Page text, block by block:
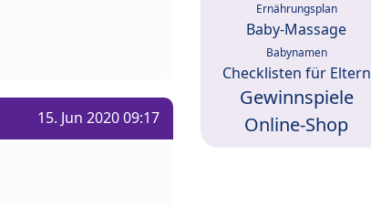
15. Jun 2020 09:17
Ernährungsplan
Baby-Massage
Babynamen
Checklisten für Eltern
Gewinnspiele
Online-Shop